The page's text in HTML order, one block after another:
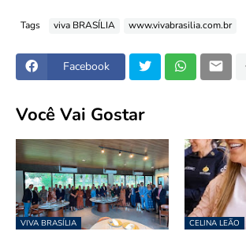
Tags viva BRASÍLIA www.vivabrasilia.com.br
Facebook
Você Vai Gostar
VIVA BRASÍLIA CELINA LEÃO